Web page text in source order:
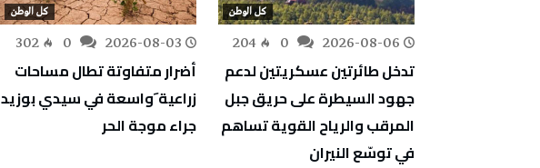
كل الوطن
2026-08-06
204
تدخل طائرتين عسكريتين لدعم
جهود السيطرة على حريق جبل
المرقب والرياح القوية تساهم
في توسّع النيران
كل الوطن
2026-08-03
302
أضرار متفاوتة تطال مساحات
زراعية َواسعة في سيدي بوزيد
جراء موجة الحر